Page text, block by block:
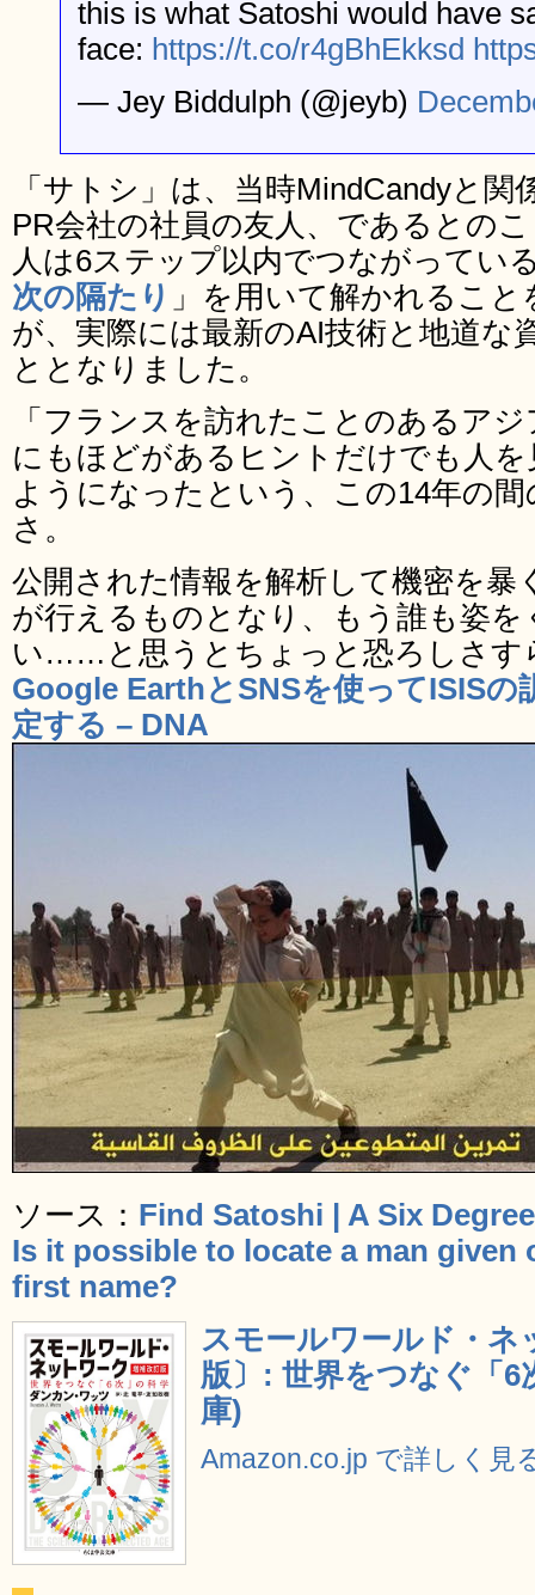
this is what Satoshi would have
face: https://t.co/r4gBhEkksd
— Jey Biddulph (@jeyb)
「サトシ」は、当時MindCandyと
PR会社の社員の友人、であるとの
人は6ステップ以内でつながってい
次の隔たり 」を用いて解かれるこ
が、実際には最新のAI技術と地道な
ととなりました。
「フランスを訪れたことのあるア
にもほどがあるヒントだけでも人
ようになったという、この14年の
さ。
公開された情報を解析して機密を暴
が行えるものとなり、もう誰も姿
い……と思うとちょっと恐ろしさす
Google EarthとSNSを使ってISISの
定する – DNA
ソース： Find Satoshi | A Six
Is it possible to locate a man
first name?
スモールワールド・ネ
版〕: 世界をつなぐ「6
庫)
Amazon.co.jp で詳しく見